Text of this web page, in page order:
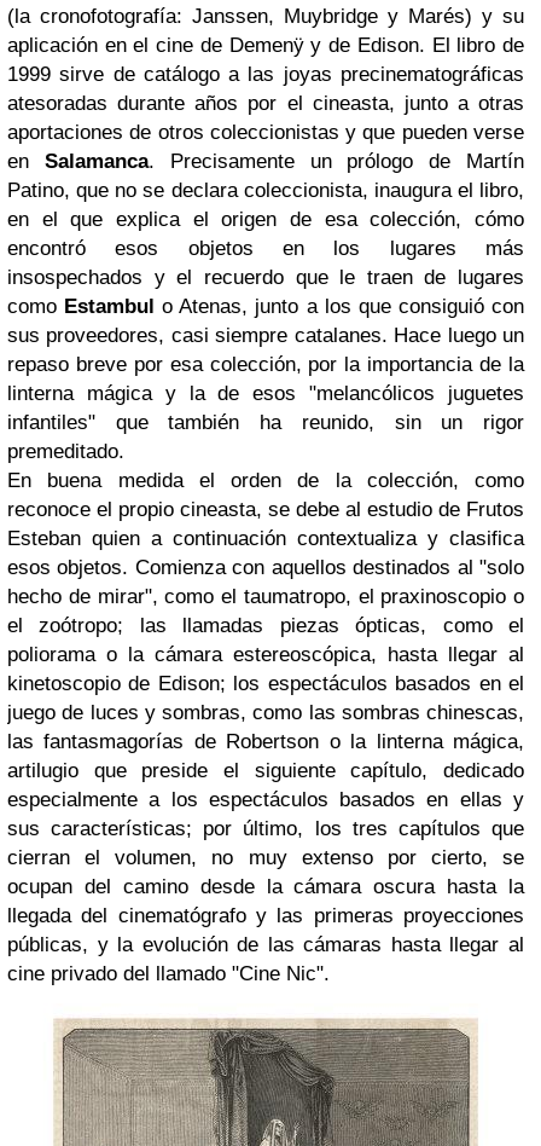
(la cronofotografía: Janssen, Muybridge y Marés) y su
aplicación en el cine de Demenÿ y de Edison. El libro de
1999 sirve de catálogo a las joyas precinematográficas
atesoradas durante años por el cineasta, junto a otras
aportaciones de otros coleccionistas y que pueden verse
en Salamanca. Precisamente un prólogo de Martín
Patino, que no se declara coleccionista, inaugura el libro,
en el que explica el origen de esa colección, cómo
encontró esos objetos en los lugares más
insospechados y el recuerdo que le traen de lugares
como Estambul o Atenas, junto a los que consiguió con
sus proveedores, casi siempre catalanes. Hace luego un
repaso breve por esa colección, por la importancia de la
linterna mágica y la de esos "melancólicos juguetes
infantiles" que también ha reunido, sin un rigor
premeditado.
En buena medida el orden de la colección, como
reconoce el propio cineasta, se debe al estudio de Frutos
Esteban quien a continuación contextualiza y clasifica
esos objetos. Comienza con aquellos destinados al "solo
hecho de mirar", como el taumatropo, el praxinoscopio o
el zoótropo; las llamadas piezas ópticas, como el
poliorama o la cámara estereoscópica, hasta llegar al
kinetoscopio de Edison; los espectáculos basados en el
juego de luces y sombras, como las sombras chinescas,
las fantasmagorías de Robertson o la linterna mágica,
artilugio que preside el siguiente capítulo, dedicado
especialmente a los espectáculos basados en ellas y
sus características; por último, los tres capítulos que
cierran el volumen, no muy extenso por cierto, se
ocupan del camino desde la cámara oscura hasta la
llegada del cinematógrafo y las primeras proyecciones
públicas, y la evolución de las cámaras hasta llegar al
cine privado del llamado "Cine Nic".